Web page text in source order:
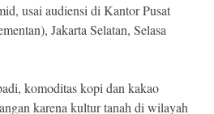
usai audiensi di Kantor Pusat
Jakarta Selatan, Selasa
komoditas kopi dan kakao
karena kultur tanah di wilayah